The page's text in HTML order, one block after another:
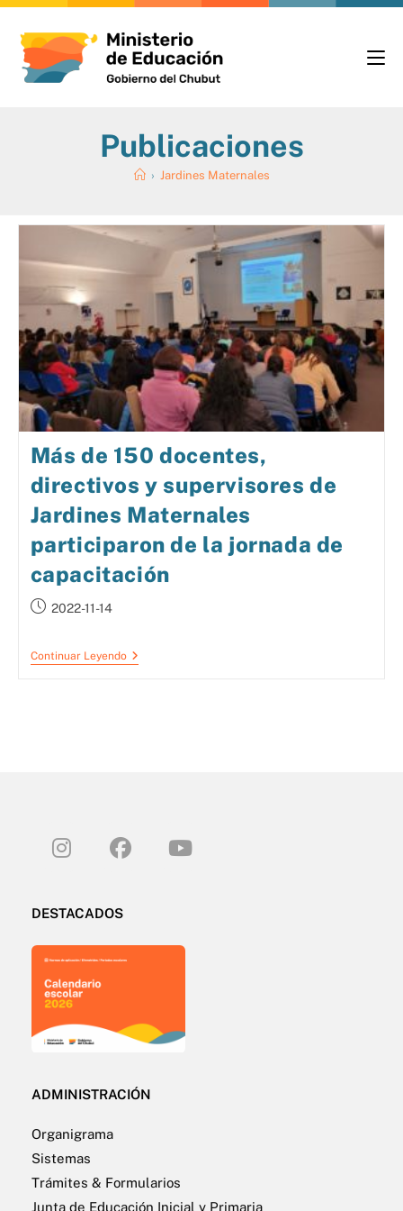
Publicaciones
› Jardines Maternales
Más de 150 docentes,
directivos y supervisores de
Jardines Maternales
participaron de la jornada de
capacitación
2022-11-14
Continuar Leyendo
DESTACADOS
ADMINISTRACIÓN
Organigrama
Sistemas
Trámites & Formularios
Junta de Educación Inicial y Primaria